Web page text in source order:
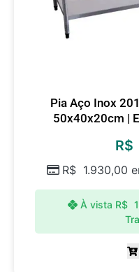
Pia Aço Inox
50x40x20cm |
R$
R$ 1.930,00
À vista R$